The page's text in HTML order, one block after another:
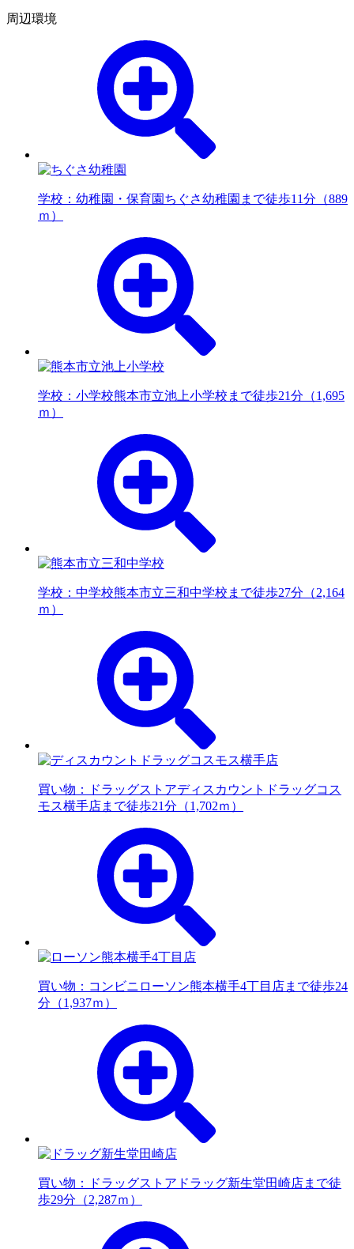
周辺環境
学校：幼稚園・保育園 ちぐさ幼稚園まで徒歩11分（889
ｍ）
学校：小学校熊本市立池上小学校まで徒歩21分（1,695
ｍ）
学校：中学校熊本市立三和中学校まで徒歩27分（2,164
ｍ）
買い物：ドラッグストアディスカウントドラッグコス
モス横手店まで徒歩21分（1,702ｍ）
買い物：コンビニ ローソン熊本横手4丁目店まで徒歩24
分（1,937ｍ）
買い物：ドラッグストア ドラッグ新生堂田崎店まで徒
歩29分（2,287ｍ）